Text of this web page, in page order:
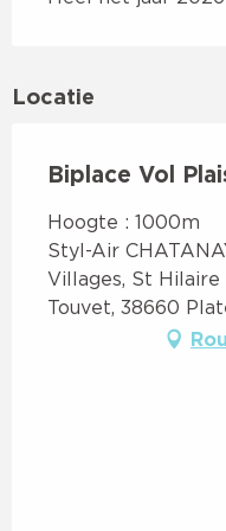
Locatie
Biplace Vol
Hoogte : 1000m
Styl-Air
Villages, St
Touvet, 38660